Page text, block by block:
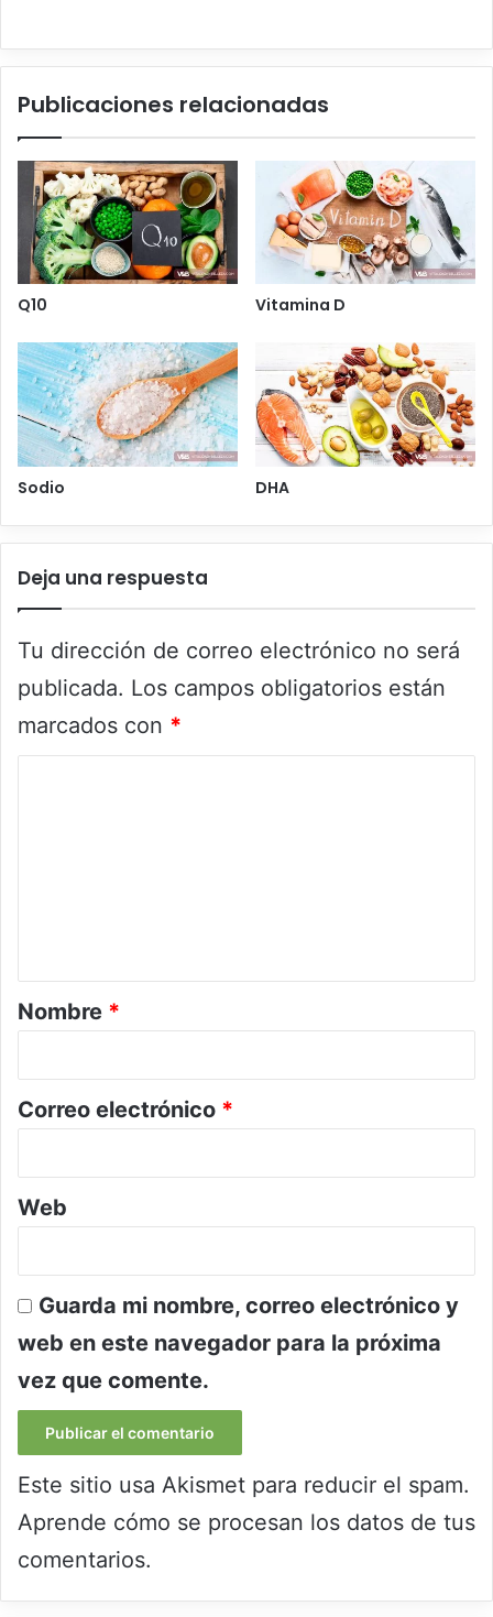
Publicaciones relacionadas
Q10 Vitamina D
Sodio DHA
Deja una respuesta
Tu dirección de correo electrónico no será
publicada. Los campos obligatorios están
marcados con *
r
i
*
Nombre *
Correo electrónico *
Web
Guarda mi nombre, correo electrónico y
web en este navegador para la próxima
vez que comente.
Este sitio usa Akismet para reducir el spam.
Aprende cómo se procesan los datos de tus
comentarios.